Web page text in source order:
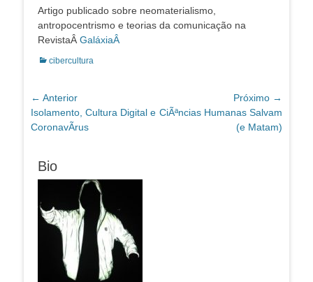
Artigo publicado sobre neomaterialismo,
antropocentrismo e teorias da comunicação na
RevistaÂGaláxiaÂ
Categorias:
cibercultura
Navegação
de
Post
← Anterior
Post
anterior:
Isolamento, Cultura Digital e
CoronavÃ­rus
Próximo →
Próximo
CiÃªncias Humanas Salvam
(e Matam)
Bio